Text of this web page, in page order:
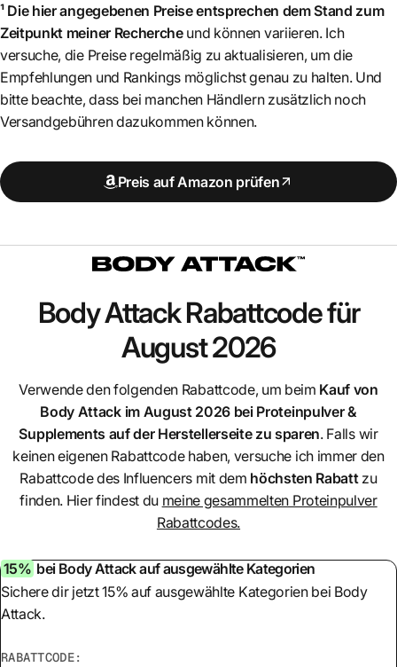
¹ Die hier angegebenen Preise entsprechen dem Stand zum
Zeitpunkt meiner Rechercheund können variieren. Ich
versuche, die Preise regelmäßig zu aktualisieren, um die
Empfehlungen und Rankings möglichst genau zu halten. Und
bitte beachte, dass bei manchen Händlern zusätzlich noch
Versandgebühren dazukommen können.
Preis auf Amazon prüfen
Body AttackRabattcode für
August 2026
Verwende den folgenden Rabattcode, um beim Kauf von
Body Attackim August 2026 bei Proteinpulver &
Supplements auf der Herstellerseite zu sparen. Falls wir
keinen eigenen Rabattcode haben, versuche ich immer den
Rabattcode des Influencers mit dem höchsten Rabattzu
finden. Hier findest du meine gesammelten Proteinpulver
Rabattcodes.
15% bei Body Attack auf ausgewählte Kategorien
Sichere dir jetzt 15% auf ausgewählte Kategorien bei Body
Attack.
RABATTCODE: